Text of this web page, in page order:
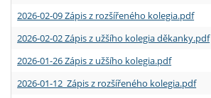
2026-02-09 Zápis z rozšířeného kolegia.pdf
2026-02-02 Zápis z užšího kolegia děkanky.pdf
2026-01-26 Zápis z užšího kolegia.pdf
2026-01-12 Zápis z rozšířeného kolegia.pdf